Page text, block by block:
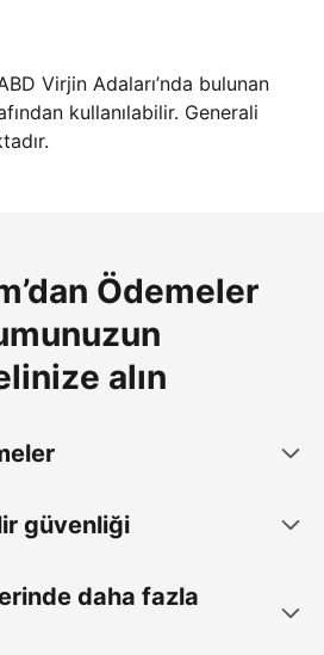
Virjin Adaları’nda bulunan
kullanılabilir. Generali
Ödemeler
alın
güvenliği
daha fazla